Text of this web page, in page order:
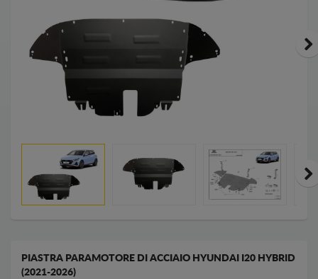
PIASTRA PARAMOTORE DI ACCIAIO HYUNDAI I20 HYBRID
(2021-2026)